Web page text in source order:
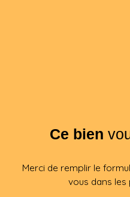
Ce bien
Merci de remplir le
vous dans les